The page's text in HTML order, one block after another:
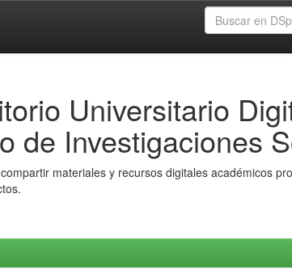
Universitario
de Investigaciones
materiales y recursos digitales académicos